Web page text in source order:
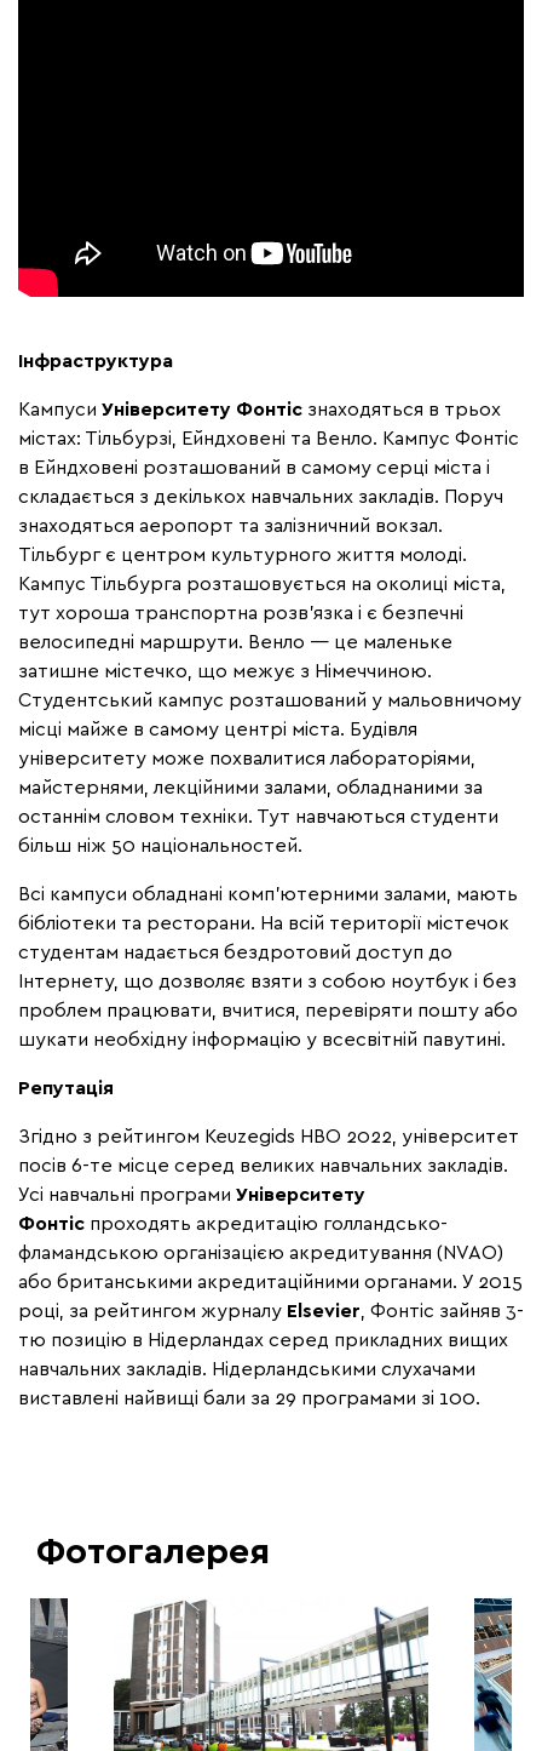
Інфраструктура
Кампуси Університету Фонтіс знаходяться в трьох
містах: Тільбурзі, Ейндховені та Венло. Кампус Фонтіс
в Ейндховені розташований в самому серці міста і
складається з декількох навчальних закладiв. Поруч
знаходяться аеропорт та залізничний вокзал.
Тільбург є центром культурного життя молоді.
Кампус Тільбурга розташовується на околиці міста,
тут хороша транспортна розв'язка і є безпечні
велосипедні маршрути. Венло — це маленьке
затишне містечко, що межує з Німеччиною.
Студентський кампус розташований у мальовничому
місці майже в самому центрі міста. Будівля
університету може похвалитися лабораторіями,
майстернями, лекційними залами, обладнаними за
останнім словом техніки. Тут навчаються студенти
більш ніж 50 національностей.
Всі кампуси обладнані комп'ютерними залами, мають
бібліотеки та ресторани. На всій території містечок
студентам надається бездротовий доступ до
Інтернету, що дозволяє взяти з собою ноутбук і без
проблем працювати, вчитися, перевіряти пошту або
шукати необхідну інформацію у всесвітній павутині.
Репутація
Згідно з рейтингом Keuzegids HBO 2022, університет
посів 6-те місце серед великих навчальних закладів.
Усі навчальні програми Університету
Фонтіс проходять акредитацію голландсько-
фламандською організацією акредитування (NVAO)
або британськими акредитаційними органами. У 2015
році, за рейтингом журналу Elsevier , Фонтіс зайняв 3-
тю позицію в Нідерландах серед прикладних вищих
навчальних закладів. Нідерландськими слухачами
виставлені найвищі бали за 29 програмами зі 100.
Фотогалерея